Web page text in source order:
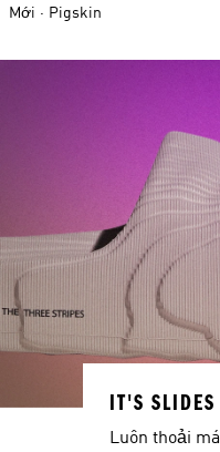
Mới
Pigskin
IT'S SLIDES
Luôn thoải